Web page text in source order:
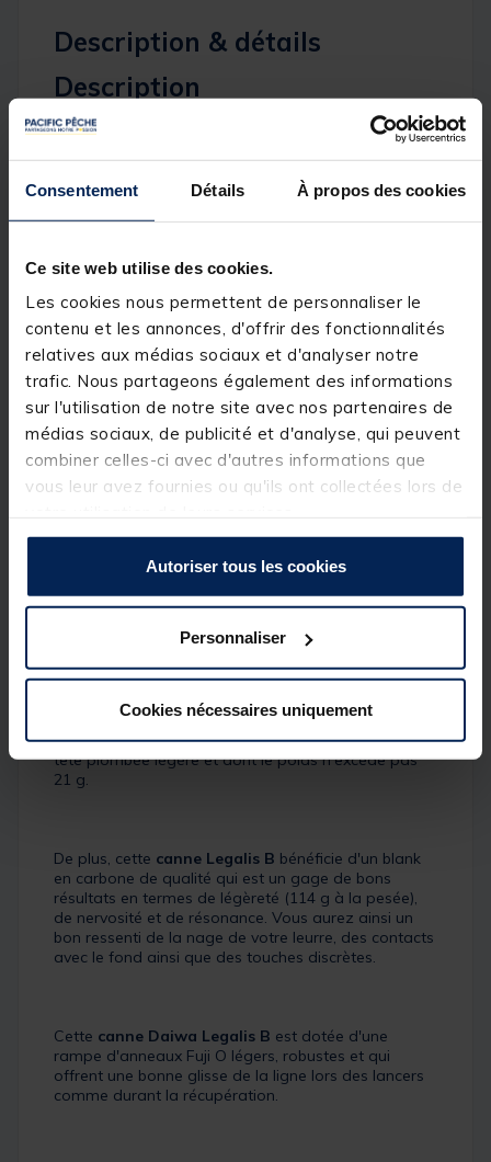
Consentement Détails À propos des cookies
Ce site web utilise des cookies.
Les cookies nous permettent de personnaliser le
contenu et les annonces, d'offrir des fonctionnalités
relatives aux médias sociaux et d'analyser notre
trafic. Nous partageons également des informations
sur l'utilisation de notre site avec nos partenaires de
médias sociaux, de publicité et d'analyse, qui peuvent
combiner celles-ci avec d'autres informations que
vous leur avez fournies ou qu'ils ont collectées lors de
Autoriser tous les cookies
Personnaliser
Cookies nécessaires uniquement
Description & détails
Description
Légère, sensible et nerveuse, la
canne spinning
procurera un très bon
plaisir d'utilisation aux pêcheurs désirant progresser
sereinement dans lapêche des
carnassiers, Daiwa s'emploie à vous proposer des
Les technologies développées par la marque sont
l'eau et rimeront avec succès dans la quête des
carnassiers de vos rêves. Chaque produit Daiwa fait
d'ailleurs l'objet de tests ultra-poussés sur le terrain
pour un niveau de qualité irréprochable.
Du haut de ses 1,91 m, laDaiwa Legalis B se
montrera bien adaptée pour les pêcheurs qui
pratiquent à bord de leuf float tube ou de leur kayak.
les espaces réduits.
la pêche du sandre en verticale à bord d'un bateau.
Avec sa fourchette de puissance, comprise entre 7 et
21 g, cette
canne Daiwa
saura être performante
pour lancer et animer des leurres durs de taille
moyenne ainsi que des leurres souples armés d'une
tête plombée légère et dont le poids n'excède pas
21 g.
De plus, cette canne Legalis B bénéficie d'un blank
en carbone de qualité qui est un gage de bons
résultats en termes de légèreté (114 g à la pesée),
de nervosité et de résonance. Vous aurez ainsi un
bon ressenti de la nage de votre leurre, des contacts
avec le fond ainsi que des touches discrètes.
Cette canne Daiwa Legalis B est dotée d'une
rampe d'anneaux Fuji O légers, robustes et qui
offrent une bonne glisse de la ligne lors des lancers
comme durant la récupération.